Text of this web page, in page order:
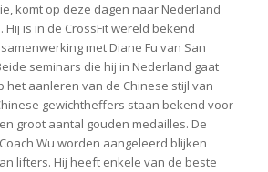
komt op deze dagen naar Nederland
is in de CrossFit wereld bekend
met Diane Fu van San
seminars die hij in Nederland gaat
het aanleren van de Chinese stijl van
gewichtheffers staan bekend voor
groot aantal gouden medailles. De
Wu worden aangeleerd blijken
lifters. Hij heeft enkele van de beste